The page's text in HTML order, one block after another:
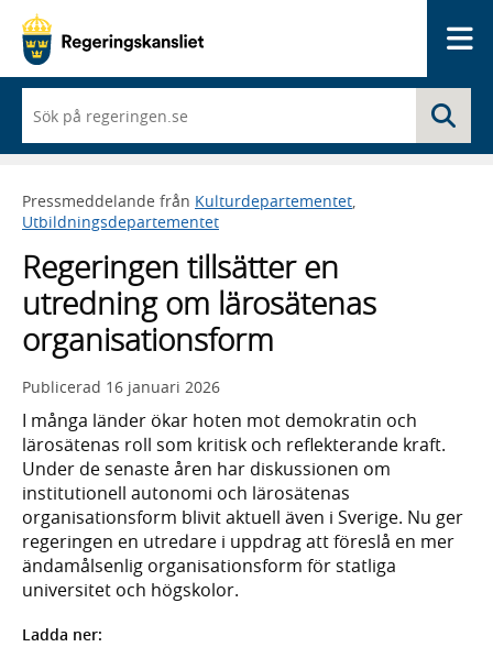
du
börjar
skriva
framträder
en
med
sökförslag
Pressmeddelande från Kulturdepartementet,
Utbildningsdepartementet
Regeringen tillsätter en
utredning om lärosätenas
organisationsform
Publicerad 16 januari 2026
I många länder ökar hoten mot demokratin och
lärosätenas roll som kritisk och reflekterande kraft.
Under de senaste åren har diskussionen om
institutionell autonomi och lärosätenas
organisationsform blivit aktuell även i Sverige. Nu ger
regeringen en utredare i uppdrag att föreslå en mer
ändamålsenlig organisationsform för statliga
universitet och högskolor.
Ladda ner: